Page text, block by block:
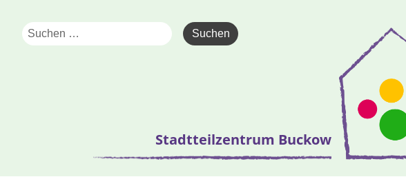
Stadtteilzentrum Buckow